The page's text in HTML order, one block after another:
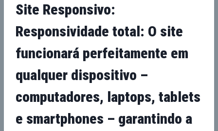
Site Responsivo:
Responsividade total: O site
funcionará perfeitamente em
qualquer dispositivo –
computadores, laptops, tablets
e smartphones – garantindo a